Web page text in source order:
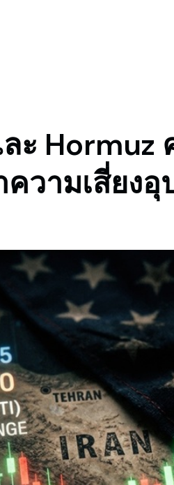
Hormuz
วามเสี่ยง